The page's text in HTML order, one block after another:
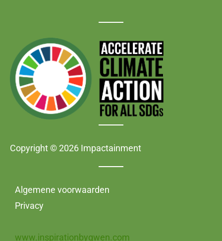
Copyright © 2026 Impactainment
Algemene voorwaarden
Privacy
www.inspirationbygwen.com